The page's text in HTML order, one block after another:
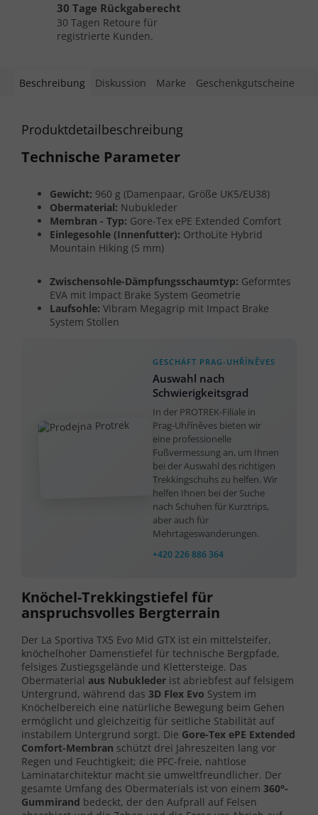
30 Tage Rückgaberecht
30 Tagen Retoure für
registrierte Kunden.
Beschreibung Diskussion Marke Geschenkgutscheine
Produktdetailbeschreibung
Technische Parameter
Gewicht: 960 g (Damenpaar, Größe UK5/EU38)
Obermaterial: Nubukleder
Membran - Typ: Gore-Tex ePE Extended Comfort
Einlegesohle (Innenfutter): OrthoLite Hybrid
Mountain Hiking (5 mm)
Zwischensohle-Dämpfungsschaumtyp: Geformtes
EVA mit Impact Brake System Geometrie
Laufsohle: Vibram Megagrip mit Impact Brake
System Stollen
GESCHÄFT PRAG-UHŘÍNĚVES
Auswahl nach
Schwierigkeitsgrad
In der PROTREK-Filiale in
Prag-Uhříněves bieten wir
eine professionelle
Fußvermessung an, um Ihnen
bei der Auswahl des richtigen
Trekkingschuhs zu helfen. Wir
helfen Ihnen bei der Suche
nach Schuhen für Kurztrips,
aber auch für
Mehrtageswanderungen.
+420 226 886 364
Knöchel-Trekkingstiefel für
anspruchsvolles Bergterrain
Der La Sportiva TX5 Evo Mid GTX ist ein mittelsteifer,
knöchelhoher Damenstiefel für technische Bergpfade,
felsiges Zustiegsgelände und Klettersteige. Das
Obermaterial aus Nubukleder ist abriebfest auf felsigem
Untergrund, während das 3D Flex Evo System im
Knöchelbereich eine natürliche Bewegung beim Gehen
ermöglicht und gleichzeitig für seitliche Stabilität auf
instabilem Untergrund sorgt. Die Gore-Tex ePE Extended
Comfort-Membran schützt drei Jahreszeiten lang vor
Regen und Feuchtigkeit; die PFC-freie, nahtlose
Laminatarchitektur macht sie umweltfreundlicher. Der
gesamte Umfang des Obermaterials ist von einem 360°-
Gummirand bedeckt, der den Aufprall auf Felsen